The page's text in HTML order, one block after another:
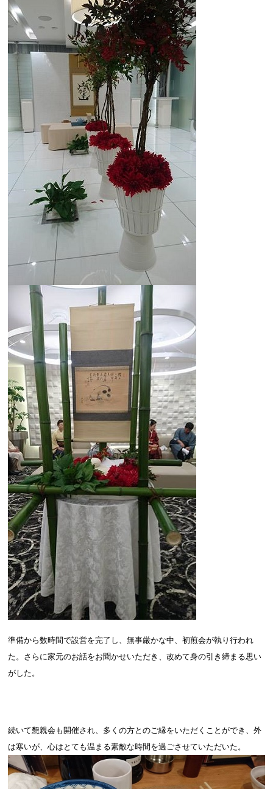
準備から数時間で設営を完了し、無事厳かな中、初煎会が執り行われ
た。さらに家元のお話をお聞かせいただき、改めて身の引き締まる思い
がした。
続いて懇親会も開催され、多くの方とのご縁をいただくことができ、外
は寒いが、心はとても温まる素敵な時間を過ごさせていただいた。